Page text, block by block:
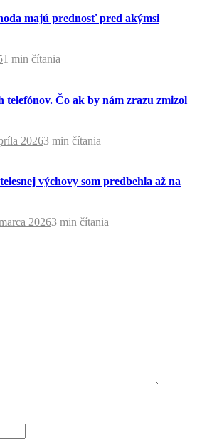
majú prednosť pred akýmsi
1 min čítania
telefónov. Čo ak by nám zrazu zmizol
20263 min čítania
výchovy som predbehla až na
20263 min čítania